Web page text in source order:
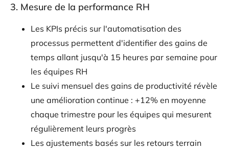
3. Mesure de la performance RH
Les KPIs précis sur l'automatisation des
processus permettent d'identifier des gains de
temps allant jusqu'à 15 heures par semaine pour
les équipes RH
Le suivi mensuel des gains de productivité révèle
une amélioration continue : +12% en moyenne
chaque trimestre pour les équipes qui mesurent
régulièrement leurs progrès
Les ajustements basés sur les retours terrain